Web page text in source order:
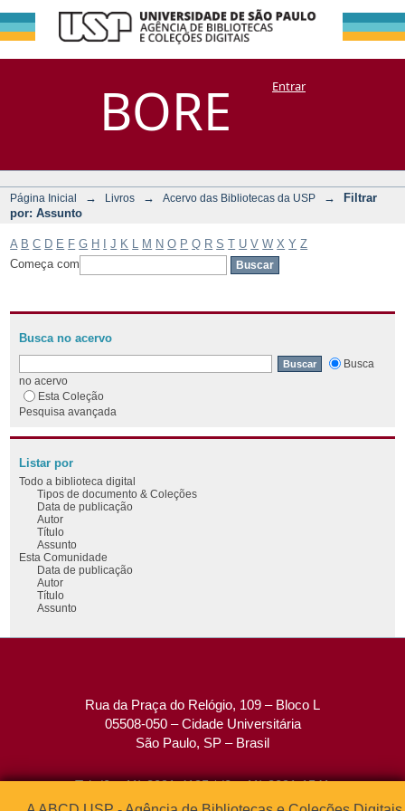
BORE
Filtrar por:
Assunto
DSpace/Manakin + CoriscoEntrar
Página Inicial → Livros → Acervo das Bibliotecas da USP →
Filtrar
por: Assunto
A B C D E F G H J K M N O P Q R S T U V W X Y Z
Começa com
Busca no acervo
Busca
no acervo
Esta Coleção
Pesquisa avançada
Listar por
Todo a biblioteca digital
Tipos de documento & Coleções
Data de publicação
Autor
Título
Assunto
Esta Comunidade
Data de publicação
Autor
Título
Assunto
Rua da Praça do Relógio, 109 – Bloco L
05508-050 – Cidade Universitária
São Paulo, SP – Brasil
Tel: (0xx11) 3091-4195 / (0xx11) 3091-1541
Fax: (0xx11) 3091-1567